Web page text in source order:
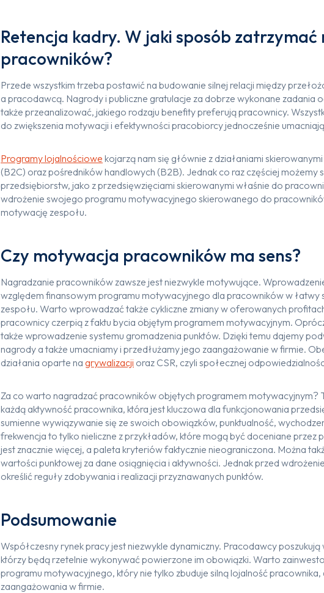
Retencja kadry. W jaki sposób zatrzymać
pracowników?
Przede wszystkim trzeba postawić na budowanie silnej relacji między
a pracodawcą. Nagrody i publiczne gratulacje za dobrze wykonane zadania
także przeanalizować, jakiego rodzaju benefity preferują pracownicy.
do zwiększenia motywacji i efektywności pracobiorcy jednocześnie
Programy lojalnościowe kojarzą nam się głównie z działaniami
(B2C) oraz pośredników handlowych (B2B). Jednak co raz częściej możemy
przedsiębiorstw, jako z przedsięwzięciami skierowanymi właśnie do
wdrożenie swojego programu motywacyjnego skierowanego do
motywację zespołu.
Czy motywacja pracowników ma sens?
Nagradzanie pracowników zawsze jest niezwykle motywujące.
względem finansowym programu motywacyjnego dla pracowników w łatwy
zespołu. Warto wprowadzać także cykliczne zmiany w oferowanych
pracownicy czerpią z faktu bycia objętym programem motywacyjnym.
także wprowadzenie systemu gromadzenia punktów. Dzięki temu dajemy
nagrody a także umacniamy i przedłużamy jego zaangażowanie w firmie.
działania oparte na grywalizacji oraz CSR, czyli społecznej
Za co warto nagradzać pracowników objętych programem motywacyjnym?
każdą aktywność pracownika, która jest kluczowa dla funkcjonowania
sumienne wywiązywanie się ze swoich obowiązków, punktualność,
frekwencja to tylko nieliczne z przykładów, które mogą być doceniane
jest znacznie więcej, a paleta kryteriów faktycznie nieograniczona. Można
wartości punktowej za dane osiągnięcia i aktywności. Jednak przed
określić reguły zdobywania i realizacji przyznawanych punktów.
Podsumowanie
Współczesny rynek pracy jest niezwykle dynamiczny. Pracodawcy
którzy będą rzetelnie wykonywać powierzone im obowiązki. Warto
programu motywacyjnego, który nie tylko zbuduje silną lojalność
zaangażowania w firmie.